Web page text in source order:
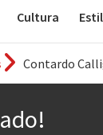
Cultura
Contardo
Os causos de